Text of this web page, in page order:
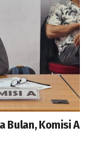
Bulan, Komisi A